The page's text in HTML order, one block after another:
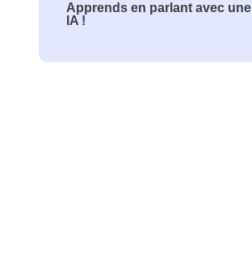
Apprends en parlant avec une
IA !